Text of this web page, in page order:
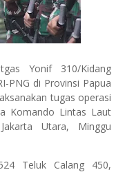
Yonif 310/Kidang
PNG di Provinsi Papua
tugas operasi
Komando Lintas Laut
Utara, Minggu
Teluk Calang 450,